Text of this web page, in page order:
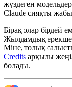
жүздеген
Claude сияқты
Бірақ олар бірдей
Жылдамдық
Міне, толық
Credits арқылы
болады.